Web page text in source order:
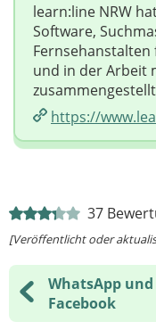
37
[Veröffentlicht oder
WhatsApp und
Facebook
learn:line NRW
Software,
und in der Arbeit
https://